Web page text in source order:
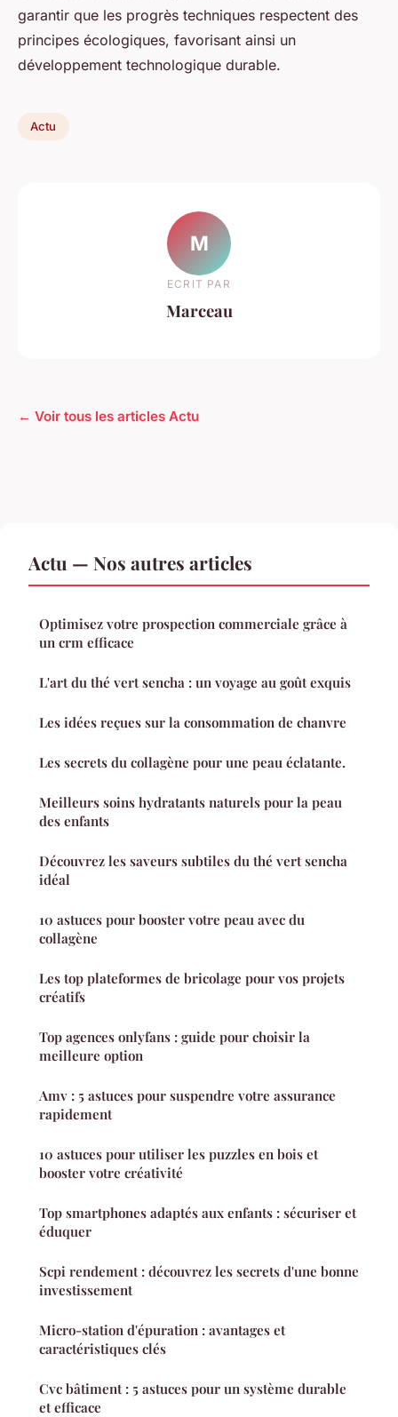
garantir que les progrès techniques respectent des
principes écologiques, favorisant ainsi un
développement technologique durable.
Actu
M
ECRIT PAR
Marceau
← Voir tous les articles Actu
Actu — Nos autres articles
Optimisez votre prospection commerciale grâce à
un crm efficace
L'art du thé vert sencha : un voyage au goût exquis
Les idées reçues sur la consommation de chanvre
Les secrets du collagène pour une peau éclatante.
Meilleurs soins hydratants naturels pour la peau
des enfants
Découvrez les saveurs subtiles du thé vert sencha
idéal
10 astuces pour booster votre peau avec du
collagène
Les top plateformes de bricolage pour vos projets
créatifs
Top agences onlyfans : guide pour choisir la
meilleure option
Amv : 5 astuces pour suspendre votre assurance
rapidement
10 astuces pour utiliser les puzzles en bois et
booster votre créativité
Top smartphones adaptés aux enfants : sécuriser et
éduquer
Scpi rendement : découvrez les secrets d'une bonne
investissement
Micro-station d'épuration : avantages et
caractéristiques clés
Cvc bâtiment : 5 astuces pour un système durable
et efficace